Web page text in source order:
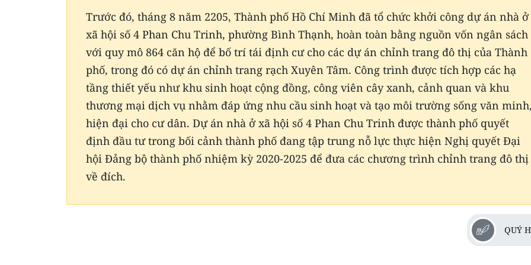
Trước đó, tháng 8 năm 2205, Thành phố Hồ Chí Minh đã tổ chức khởi công dự án nhà ở
xã hội số 4 Phan Chu Trinh, phường Bình Thạnh, hoàn toàn bằng nguồn vốn ngân sách
với quy mô 864 căn hộ để bố trí tái định cư cho các dự án chỉnh trang đô thị của Thành
phố, trong đó có dự án chỉnh trang rạch Xuyên Tâm. Công trình được tích hợp các hạ
tầng thiết yếu như khu sinh hoạt cộng đồng, công viên cây xanh, cảnh quan và khu
thương mại dịch vụ nhằm đáp ứng nhu cầu sinh hoạt và tạo môi trường sống văn minh,
hiện đại cho cư dân. Dự án nhà ở xã hội số 4 Phan Chu Trinh được thành phố quyết
định đầu tư trong bối cảnh thành phố đang tập trung nỗ lực thực hiện Nghị quyết Đại
hội Đảng bộ thành phố nhiệm kỳ 2020-2025 để đưa các chương trình chỉnh trang đô thị
về đích.
QUÝ